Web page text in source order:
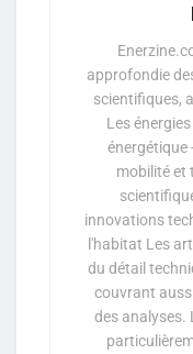
approfondie
scientifiques,
Les
énergétique
mobilité et
innovations
l'habitat Les
du détail
couvrant
des analyses.